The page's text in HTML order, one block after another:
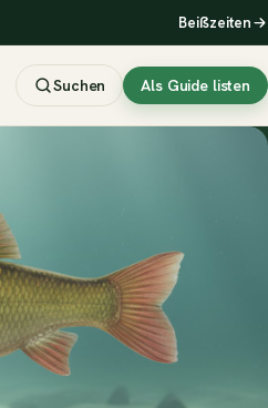
Beißzeiten
Suchen Als Guide listen